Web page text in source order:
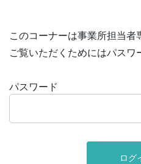
このコーナーは事業所担当者
ご覧いただくためにはパスワ
パスワード
ログ